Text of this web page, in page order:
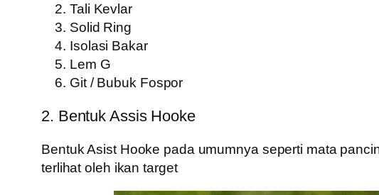
Tali Kevlar
Solid Ring
Isolasi Bakar
Lem G
Git / Bubuk Fospor
2. Bentuk Assis Hooke
Bentuk Asist Hooke pada umumnya seperti mata
terlihat oleh ikan target